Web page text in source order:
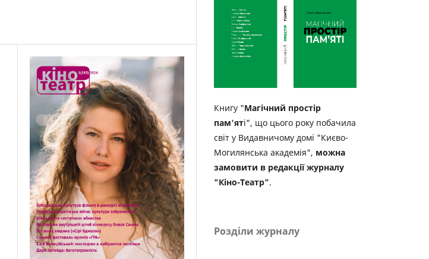
Книгу "Магічний простір
пам'яті", що цього року побачила
світ у Видавничому домі "Києво-
Могилянська академія", можна
замовити в редакції журналу
"Кіно-Театр".
Розділи журналу